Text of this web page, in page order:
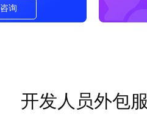
询
开发人员外包